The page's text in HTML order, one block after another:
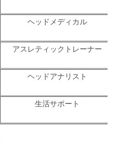
ヘッドメディカル
アスレティックトレーナー
ヘッドアナリスト
生活サポート